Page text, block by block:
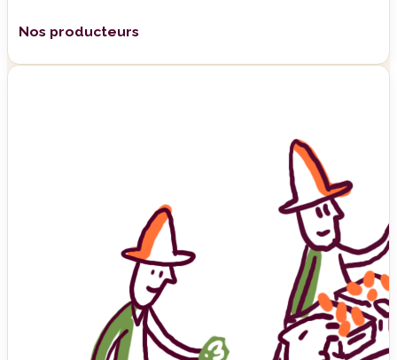
Nos producteurs